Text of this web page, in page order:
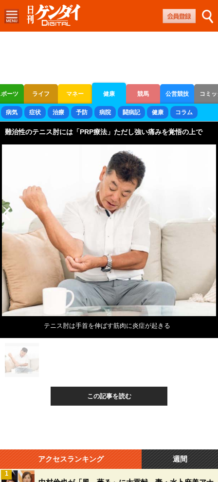
ーツ ライフ マネー 健康 競馬 公営競技 コミ
ボートレース 競輪 オートレース
病気 症状 治療 予防 病院 闘病記 健康 コラム
難治性のテニス肘には「PRP療法」ただし強い痛みを覚悟の上で
テニス肘は手首を伸ばす筋肉に炎症が起きる
この記事を読む
アクセスランキング 週間
1